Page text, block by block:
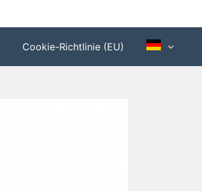
Cookie-Richtlinie (EU)